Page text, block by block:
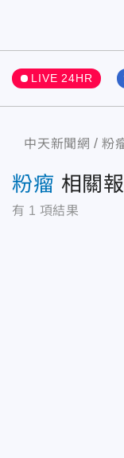
LIVE 24HR
中天新聞網 粉
粉瘤 相關
有 1 項結果